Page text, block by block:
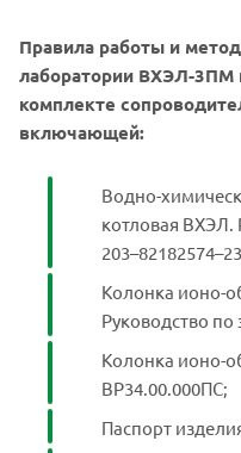
Правила работы и
лаборатории ВХЭЛ-3ПМ
комплекте
включающей:
Водно-
котловая
Колонка ионо-
Руководство по
Колонка ионо-
ВР34.00.000ПС;
Паспорт